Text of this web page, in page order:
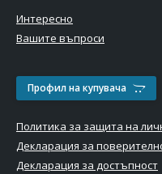
Интересно
Вашите въпроси
Профил на купувача
Политика за защита на
Декларация за
Декларация за достъпност